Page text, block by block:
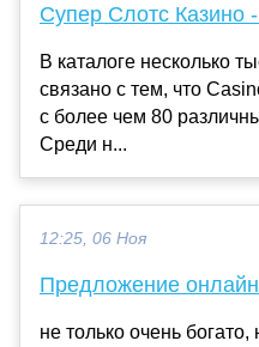
Супер Слотс Казино
В каталоге несколько
связано с тем, что
с более чем 80
Среди н...
12:25, 06 Ноя
Предложение
не только очень богато,